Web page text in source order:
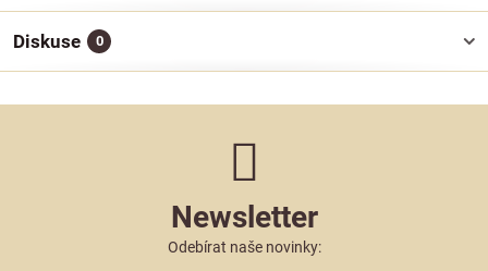
Diskuse 0
Newsletter
Odebírat naše novinky: